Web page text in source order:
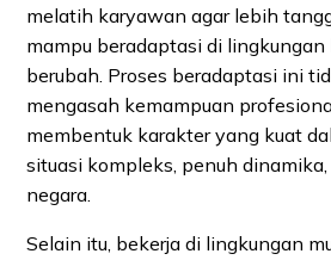
melatih karyawan agar lebih
mampu beradaptasi di lingkungan
berubah. Proses beradaptasi ini
mengasah kemampuan
membentuk karakter yang kuat
situasi kompleks, penuh
negara.
Selain itu, bekerja di lingkungan